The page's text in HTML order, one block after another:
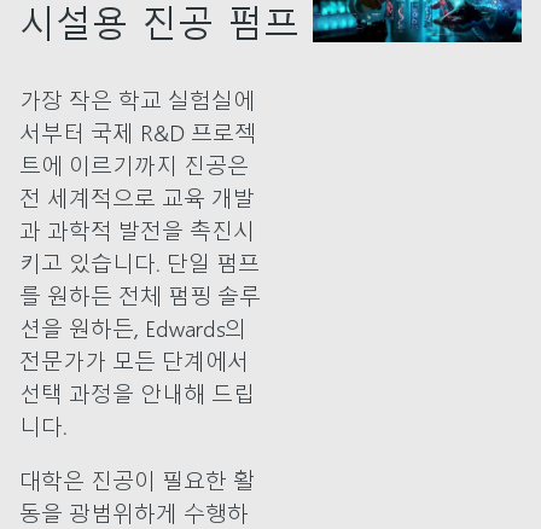
시설용 진공 펌프
가장 작은 학교 실험실에
서부터 국제 R&D 프로젝
트에 이르기까지 진공은
전 세계적으로 교육 개발
과 과학적 발전을 촉진시
키고 있습니다. 단일 펌프
를 원하든 전체 펌핑 솔루
션을 원하든, Edwards의
전문가가 모든 단계에서
선택 과정을 안내해 드립
니다.
대학은 진공이 필요한 활
동을 광범위하게 수행하